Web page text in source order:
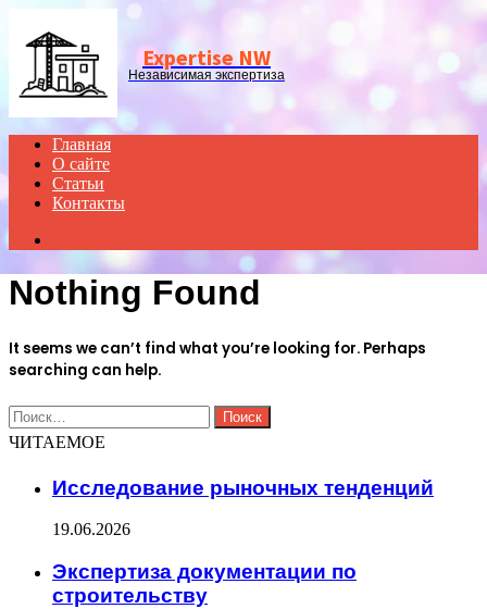
Expertise NW
Независимая экспертиза
Главная
О сайте
Статьи
Контакты
Nothing Found
It seems we can’t find what you’re looking for. Perhaps
searching can help.
Найти:
ЧИТАЕМОЕ
Исследование рыночных тенденций
19.06.2026
Экспертиза документации по
строительству